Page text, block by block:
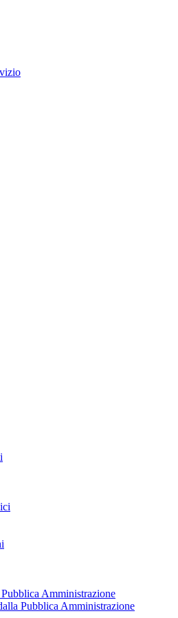
Amministrazione
Pubblica Amministrazione